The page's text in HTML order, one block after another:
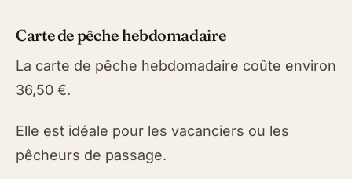
Carte de pêche hebdomadaire
La carte de pêche hebdomadaire coûte environ
36,50 €.
Elle est idéale pour les vacanciers ou les
pêcheurs de passage.